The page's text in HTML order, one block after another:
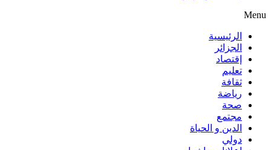
Menu
الرئيسية
الجزائر
إقتصاد
تعليم
ثقافة
رياضة
صحة
مجتمع
الدين و الحياة
دولي